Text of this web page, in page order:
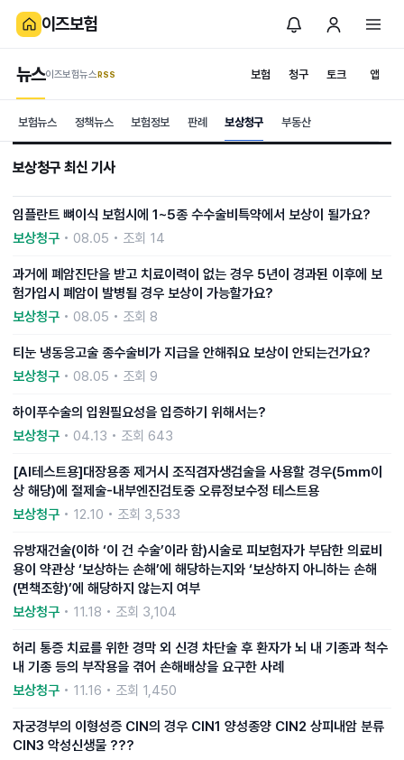
이즈보험
보험 청구
뉴스이즈보험뉴스.RSS 토크 앱
보험뉴스 정책뉴스 보험정보 판례 보상청구 부동산
보상청구 최신 기사
임플란트 뼈이식 보험시에 1~5종 수수술비특약에서 보상이 될가요?
보상청구 • 08.05 • 조회 14
과거에 폐암진단을 받고 치료이력이 없는 경우 5년이 경과된 이후에 보
험가입시 폐암이 발병될 경우 보상이 가능할가요?
보상청구 • 08.05 • 조회 8
티눈 냉동응고술 종수술비가 지급을 안해줘요 보상이 안되는건가요?
보상청구 • 08.05 • 조회 9
하이푸수술의 입원필요성을 입증하기 위해서는?
보상청구 • 04.13 • 조회 643
[AI테스트용]대장용종 제거시 조직겸자생검술을 사용할 경우(5mm이
상 해당)에 절제술-내부엔진검토중 오류정보수정 테스트용
보상청구 • 12.10 • 조회 3,533
유방재건술(이하 ‘이 건 수술’이라 함)시술로 피보험자가 부담한 의료비
용이 약관상 ‘보상하는 손해’에 해당하는지와 ‘보상하지 아니하는 손해
(면책조항)’에 해당하지 않는지 여부
보상청구 • 11.18 • 조회 3,104
허리 통증 치료를 위한 경막 외 신경 차단술 후 환자가 뇌 내 기종과 척수
내 기종 등의 부작용을 겪어 손해배상을 요구한 사례
보상청구 • 11.16 • 조회 1,450
자궁경부의 이형성증 CIN의 경우 CIN1 양성종양 CIN2 상피내암 분류
CIN3 악성신생물 ???